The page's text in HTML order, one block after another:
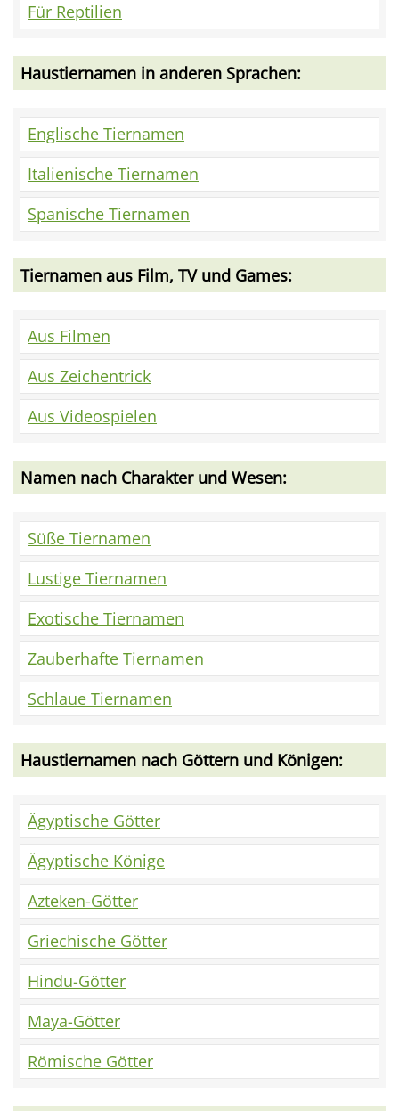
Für Reptilien
Haustiernamen in anderen Sprachen:
Englische Tiernamen
Italienische Tiernamen
Spanische Tiernamen
Tiernamen aus Film, TV und Games:
Aus Filmen
Aus Zeichentrick
Aus Videospielen
Namen nach Charakter und Wesen:
Süße Tiernamen
Lustige Tiernamen
Exotische Tiernamen
Zauberhafte Tiernamen
Schlaue Tiernamen
Haustiernamen nach Göttern und Königen:
Ägyptische Götter
Ägyptische Könige
Azteken-Götter
Griechische Götter
Hindu-Götter
Maya-Götter
Römische Götter